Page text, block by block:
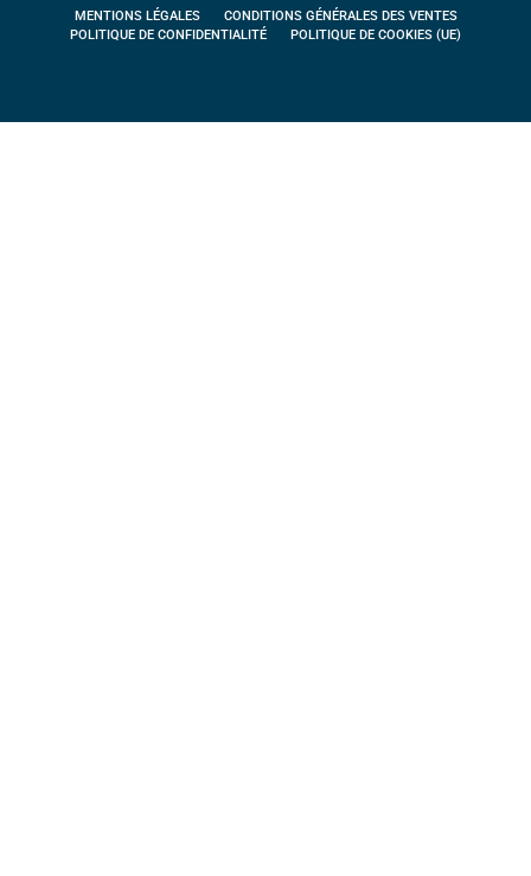
MENTIONS LÉGALES
CONDITIONS GÉNÉRALES DES VENTES
POLITIQUE DE CONFIDENTIALITÉ
POLITIQUE DE COOKIES (UE)